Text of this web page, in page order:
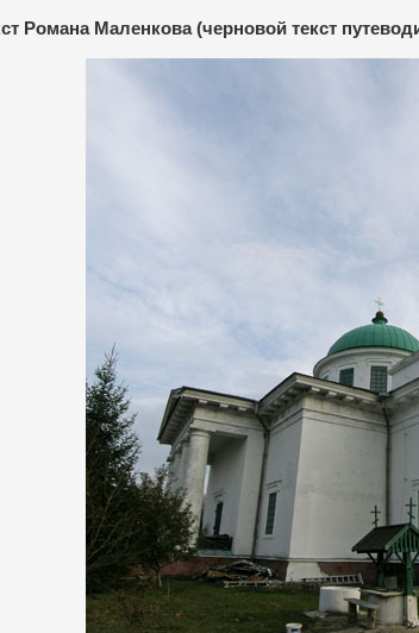
Романа Маленкова (черновой текст